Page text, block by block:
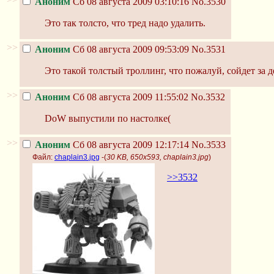
Это так толсто, что тред надо удалить.
>> Аноним Сб 08 августа 2009 09:53:09 No.3531
Это такой толстый троллинг, что пожалуй, сойдет за
>> Аноним Сб 08 августа 2009 11:55:02 No.3532
DoW выпустили по настолке(
>> Аноним Сб 08 августа 2009 12:17:14 No.3533
Файл: chaplain3.jpg -(30 KB, 650x593, chaplain3.jpg)
>>3532